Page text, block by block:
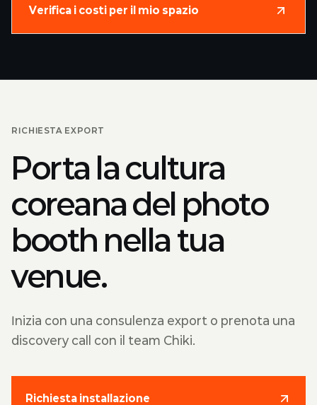
Verifica i costi per il mio spazio
RICHIESTA EXPORT
Porta la cultura
coreana del photo
booth nella tua
venue.
Inizia con una consulenza export o prenota una
discovery call con il team Chiki.
Richiesta installazione